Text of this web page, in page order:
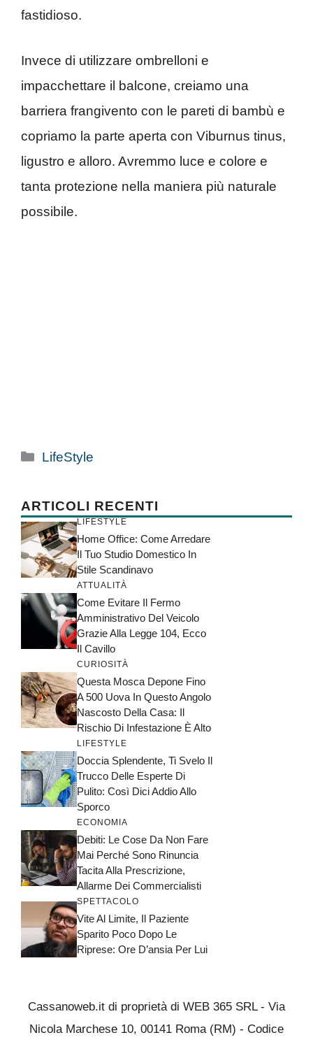
fastidioso.
Invece di utilizzare ombrelloni e
impacchettare il balcone, creiamo una
barriera frangivento con le pareti di bambù e
copriamo la parte aperta con Viburnus tinus,
ligustro e alloro. Avremmo luce e colore e
tanta protezione nella maniera più naturale
possibile.
Categorie
LifeStyle
ARTICOLI RECENTI
LIFESTYLE
Home Office: Come Arredare
Il Tuo Studio Domestico In
Stile Scandinavo
ATTUALITÀ
Come Evitare Il Fermo
Amministrativo Del Veicolo
Grazie Alla Legge 104, Ecco
Il Cavillo
CURIOSITÀ
Questa Mosca Depone Fino
A 500 Uova In Questo Angolo
Nascosto Della Casa: Il
Rischio Di Infestazione È Alto
LIFESTYLE
Doccia Splendente, Ti Svelo Il
Trucco Delle Esperte Di
Pulito: Così Dici Addio Allo
Sporco
ECONOMIA
Debiti: Le Cose Da Non Fare
Mai Perché Sono Rinuncia
Tacita Alla Prescrizione,
Allarme Dei Commercialisti
SPETTACOLO
Vite Al Limite, Il Paziente
Sparito Poco Dopo Le
Riprese: Ore D’ansia Per Lui
Cassanoweb.it di proprietà di WEB 365 SRL - Via
Nicola Marchese 10, 00141 Roma (RM) - Codice